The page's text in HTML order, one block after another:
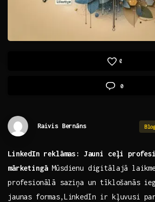
0
0
Raivis Bernāns
LinkedIn ⁢reklāmas: Jauni ceļi
mārketingāMūsdienu digitālajā
profesionālā saziņa un⁤ tīklošanās
jaunas formas,LinkedIn ir kļuvusi